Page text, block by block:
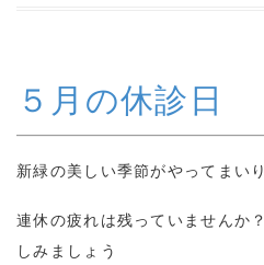
５月の休診日
新緑の美しい季節がやってまい
連休の疲れは残っていませんか
しみましょう